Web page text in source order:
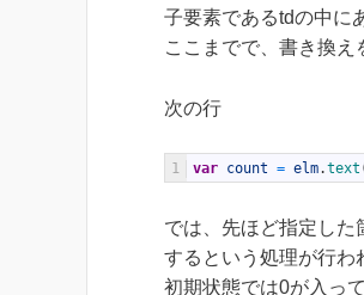
子要素であるtdの中に
ここまでで、書き換え
次の行
1 var count = elm.text
では、先ほど指定した
するという処理が行わ
初期状態では0が入っ